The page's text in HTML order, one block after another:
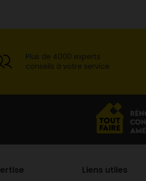
Plus de 4000 experts
conseils à votre service
Liens utiles